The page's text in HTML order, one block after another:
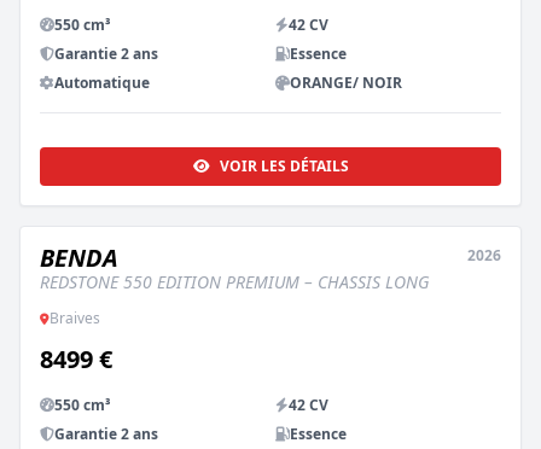
550 cm³
42 CV
Garantie 2 ans
Essence
Automatique
ORANGE/ NOIR
VOIR LES DÉTAILS
NEUF
BENDA
REDSTONE 550 EDITION PREMIUM – CHASSIS LONG
2026
Braives
8499 €
550 cm³
42 CV
Garantie 2 ans
Essence